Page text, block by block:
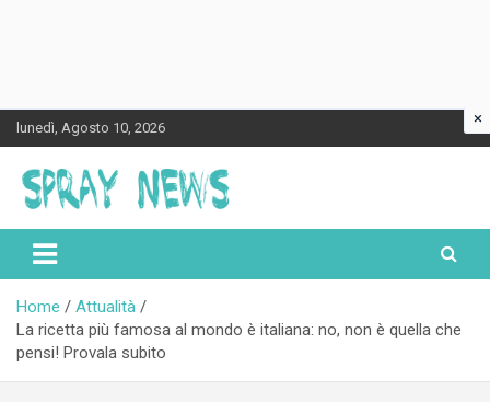
Skip
to
content
lunedì, Agosto 10, 2026
Spraynews.it
Home
Attualità
La ricetta più famosa al mondo è italiana: no, non è quella che
pensi! Provala subito
×